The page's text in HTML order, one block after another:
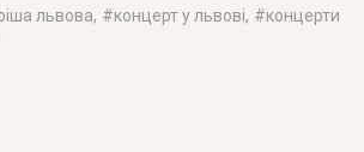
львова, #концерт у львові, #концерти